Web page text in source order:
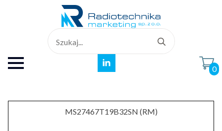
for:
0
MS27467T19B32SN (RM)